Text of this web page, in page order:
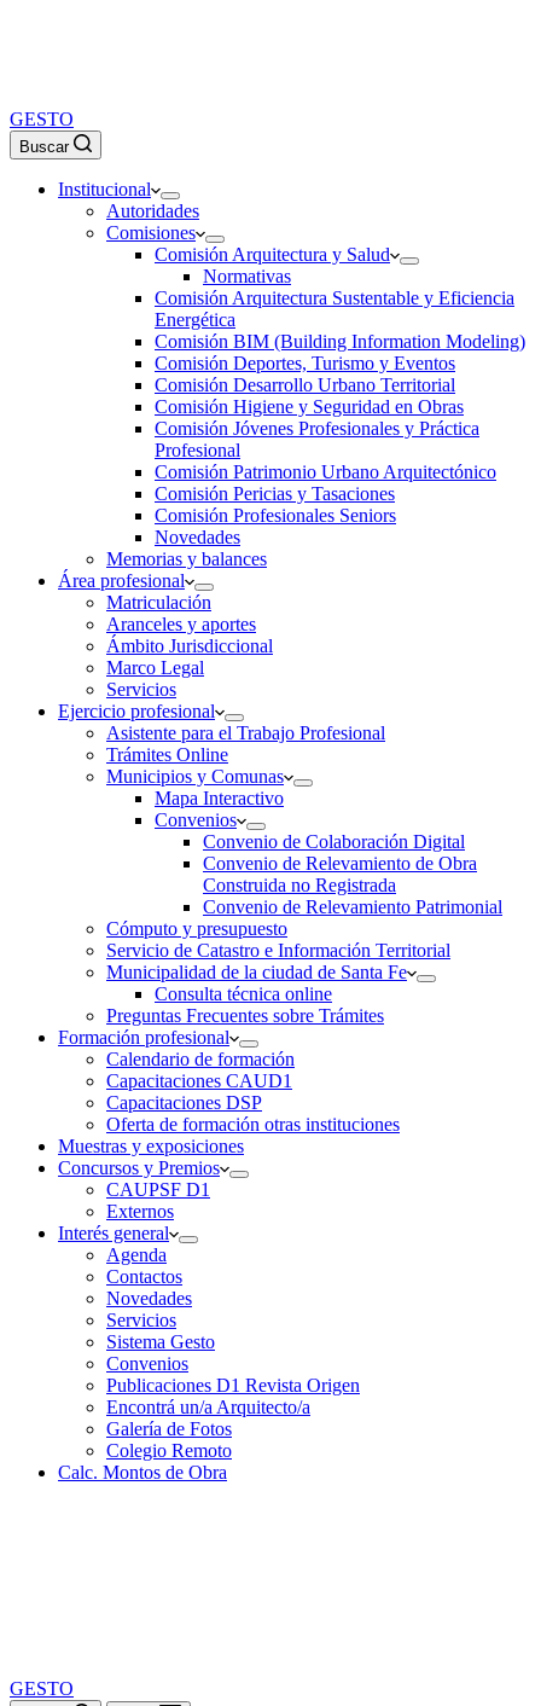
GESTO
Buscar
Institucional
Autoridades
Comisiones
Comisión Arquitectura y Salud
Normativas
Comisión Arquitectura Sustentable y Eficiencia
Energética
Comisión BIM (Building Information Modeling)
Comisión Deportes, Turismo y Eventos
Comisión Desarrollo Urbano Territorial
Comisión Higiene y Seguridad en Obras
Comisión Jóvenes Profesionales y Práctica
Profesional
Comisión Patrimonio Urbano Arquitectónico
Comisión Pericias y Tasaciones
Comisión Profesionales Seniors
Novedades
Memorias y balances
Área profesional
Matriculación
Aranceles y aportes
Ámbito Jurisdiccional
Marco Legal
Servicios
Ejercicio profesional
Asistente para el Trabajo Profesional
Trámites Online
Municipios y Comunas
Mapa Interactivo
Convenios
Convenio de Colaboración Digital
Convenio de Relevamiento de Obra
Construida no Registrada
Convenio de Relevamiento Patrimonial
Cómputo y presupuesto
Servicio de Catastro e Información Territorial
Municipalidad de la ciudad de Santa Fe
Consulta técnica online
Preguntas Frecuentes sobre Trámites
Formación profesional
Calendario de formación
Capacitaciones CAUD1
Capacitaciones DSP
Oferta de formación otras instituciones
Muestras y exposiciones
Concursos y Premios
CAUPSF D1
Externos
Interés general
Agenda
Contactos
Novedades
Servicios
Sistema Gesto
Convenios
Publicaciones D1 Revista Origen
Encontrá un/a Arquitecto/a
Galería de Fotos
Colegio Remoto
Calc. Montos de Obra
GESTO